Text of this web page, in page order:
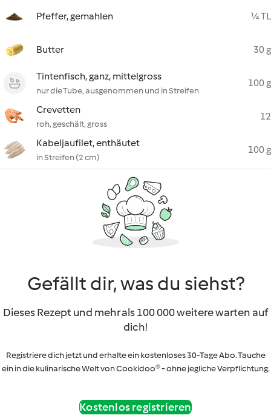
Pfeffer, gemahlen ¼ TL
Butter 30 g
Tintenfisch, ganz, mittelgross
nur die Tube, ausgenommen und in Streifen
100 g
Crevetten
roh, geschält, gross
12
Kabeljaufilet, enthäutet
in Streifen (2 cm)
100 g
Gefällt dir, was du siehst?
Dieses Rezept und mehr als 100 000 weitere warten auf
dich!
Registriere dich jetzt und erhalte ein kostenloses 30-Tage Abo. Tauche
ein in die kulinarische Welt von Cookidoo® - ohne jegliche Verpflichtung.
Kostenlos registrieren